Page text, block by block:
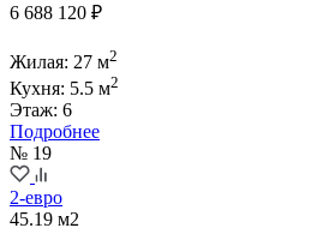
6 688 120 ₽
Жилая: 27 м2
Кухня: 5.5 м2
Этаж: 6
Подробнее
№ 19
2-евро
45.19 м2